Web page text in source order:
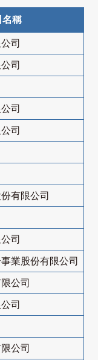
名稱
司
司
司
司
有限公司
司
業股份有限公司
公司
司
公司